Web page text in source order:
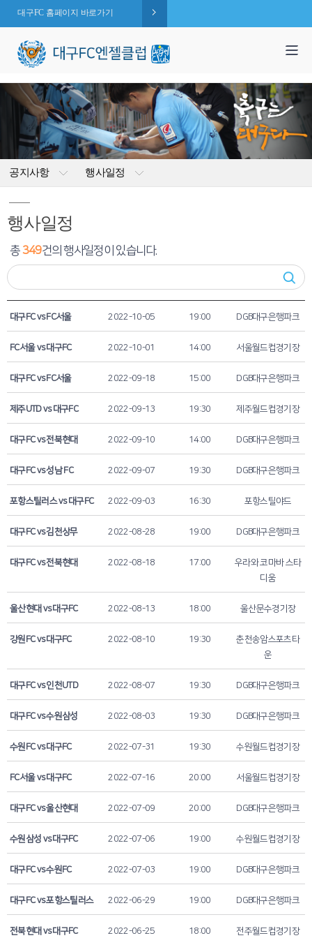
대구FC 홈페이지 바로가기
공지사항 행사일정
행사일정
총349건의 행사일정이 있습니다.
대구FC vs FC서울 2022-10-05 19:00 DGB대구은행파크
FC서울 vs 대구FC 2022-10-01 14:00 서울월드컵경기장
대구FC vs FC서울 2022-09-18 15:00 DGB대구은행파크
제주UTD vs 대구FC 2022-09-13 19:30 제주월드컵경기장
대구FC vs 전북현대 2022-09-10 14:00 DGB대구은행파크
대구FC vs 성남 FC 2022-09-07 19:30 DGB대구은행파크
포항스틸러스 vs 대구FC 2022-09-03 16:30 포항스틸야드
대구FC vs 김천상무 2022-08-28 19:00 DGB대구은행파크
대구FC vs 전북현대 2022-08-18 17:00
우라와 코마바 스타
디움
울산현대 vs 대구FC 2022-08-13 18:00 울산문수경기장
강원FC vs 대구FC 2022-08-10 19:30
춘천송암스포츠타
운
대구FC vs 인천UTD 2022-08-07 19:30 DGB대구은행파크
대구FC vs 수원삼성 2022-08-03 19:30 DGB대구은행파크
수원FC vs 대구FC 2022-07-31 19:30 수원월드컵경기장
FC서울 vs 대구FC 2022-07-16 20:00 서울월드컵경기장
대구FC vs 울산현대 2022-07-09 20:00 DGB대구은행파크
수원삼성 vs 대구FC 2022-07-06 19:00 수원월드컵경기장
대구FC vs 수원FC 2022-07-03 19:00 DGB대구은행파크
대구FC vs 포항스틸러스 2022-06-29 19:00 DGB대구은행파크
전북현대 vs 대구FC 2022-06-25 18:00 전주월드컵경기장